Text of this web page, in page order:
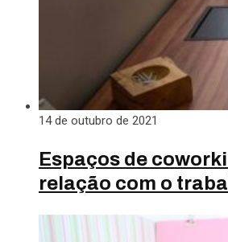
14 de outubro de 2021
Espaços de
relação com o